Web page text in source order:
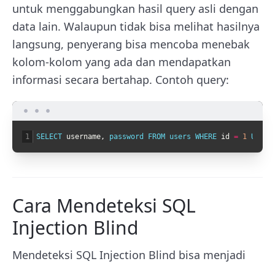
untuk menggabungkan hasil query asli dengan
data lain. Walaupun tidak bisa melihat hasilnya
langsung, penyerang bisa mencoba menebak
kolom-kolom yang ada dan mendapatkan
informasi secara bertahap. Contoh query:
1 SELECT username , password FROM users WHERE id = 1
Cara Mendeteksi SQL
Injection Blind
Mendeteksi SQL Injection Blind bisa menjadi